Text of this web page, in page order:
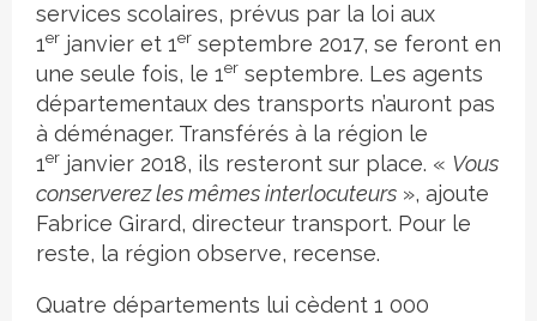
services scolaires, prévus par la loi aux
1er janvier et 1er septembre 2017, se feront en
une seule fois, le 1er septembre. Les agents
départementaux des transports n’auront pas
à déménager. Transférés à la région le
1er janvier 2018, ils resteront sur place. « Vous
conserverez les mêmes interlocuteurs », ajoute
Fabrice Girard, directeur transport. Pour le
reste, la région observe, recense.
Quatre départements lui cèdent 1 000